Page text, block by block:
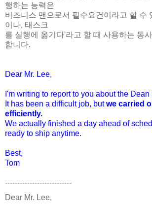
행하는 능력은
비즈니스 맨으로서 필수요건이라고 할 수
이나, 태스크
를 실행에 옮기다'라고 할 때 사용하는 동사
합니다.
Dear Mr. Lee,
I'm writing to report to you about the Dean
It has been a difficult job, butwe carried
efficiently.
We actually finished a day ahead of
ready to ship anytime.
Best,
Tom
---------------------------
Dear Mr. Lee,